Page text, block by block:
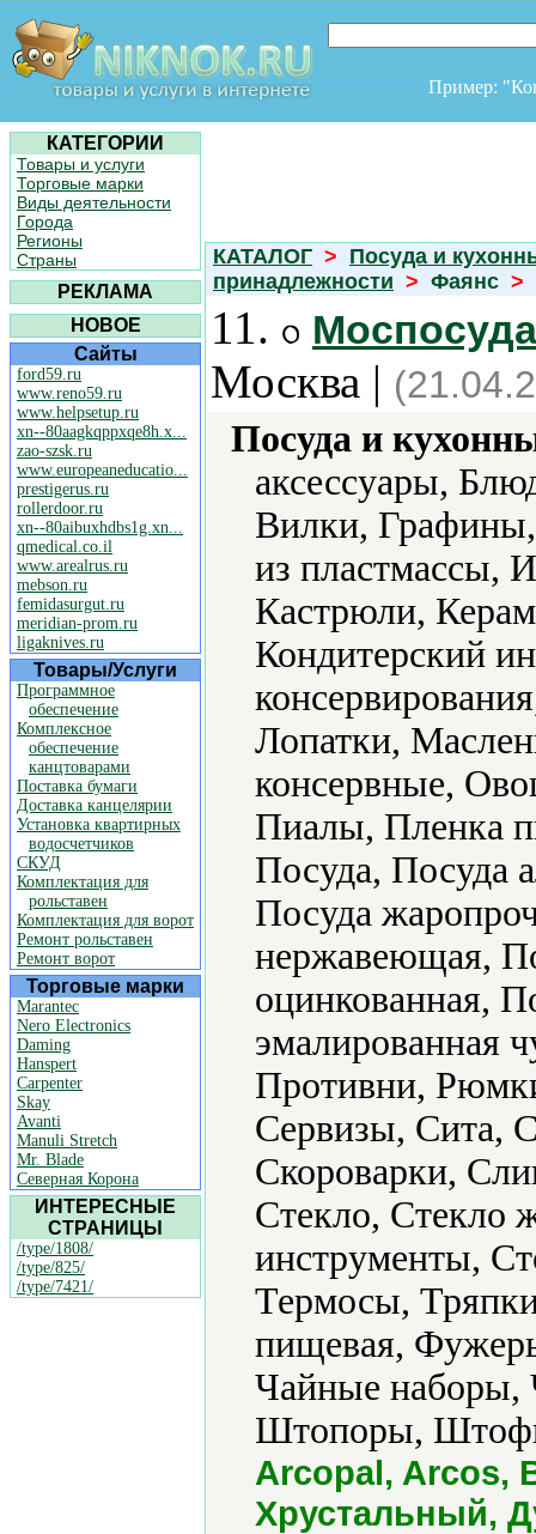
Пример:
КАТЕГОРИИ
Товары и услуги
Торговые марки
Виды деятельности
Города
Регионы
Страны
РЕКЛАМА
НОВОЕ
Сайты
ford59.ru
www.reno59.ru
www.helpsetup.ru
xn--80aagkqppxqe8h.x...
zao-szsk.ru
www.europeaneducatio...
prestigerus.ru
rollerdoor.ru
xn--80aibuxhdbs1g.xn...
qmedical.co.il
www.arealrus.ru
mebson.ru
femidasurgut.ru
meridian-prom.ru
ligaknives.ru
Товары/Услуги
Программное
обеспечение
Комплексное
обеспечение
канцтоварами
Поставка бумаги
Доставка канцелярии
Установка квартирных
водосчетчиков
СКУД
Комплектация для
рольставен
Комплектация для ворот
Ремонт рольставен
Ремонт ворот
Торговые марки
Marantec
Nero Electronics
Daming
Hanspert
Carpenter
Skay
Avanti
Manuli Stretch
Mr. Blade
Северная Корона
ИНТЕРЕСНЫЕ
СТРАНИЦЫ
/type/1808/
/type/825/
/type/7421/
КАТАЛОГ > Посуда и
принадлежности > Фаянс >
11.
Москва |
Посуда и
аксессуары,
Вилки,
из пластмассы,
Кастрюли,
Кондитерский
Лопатки,
консервные,
Пиалы, Пленка
Посуда, Посуда
Посуда
нержавеющая,
оцинкованная,
эмалированная
Противни,
Сервизы, Сита,
Скороварки,
Стекло, Стекло
инструменты,
Термосы,
пищевая,
Чайные
Штопоры,
Arcopal, Arcos,
Хрустальный,